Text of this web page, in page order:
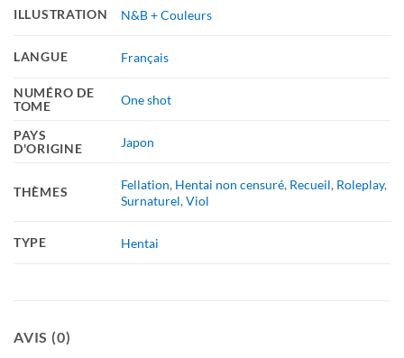
ILLUSTRATION N&B + Couleurs
LANGUE Français
NUMÉRO DE
TOME
One shot
PAYS
D'ORIGINE
Japon
THÈMES
Fellation, Hentai non censuré, Recueil, Roleplay,
Surnaturel,Viol
TYPE Hentai
AVIS (0)